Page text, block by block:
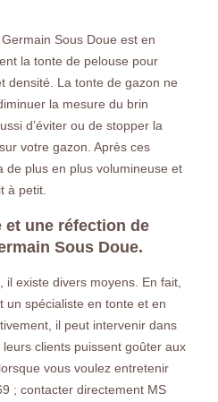
Sous Doue est en
la tonte de pelouse pour
densité. La tonte de gazon ne
la mesure du brin
d’éviter ou de stopper la
votre gazon. Après ces
de plus en plus volumineuse et
à petit.
et une réfection de
Sous Doue.
il existe divers moyens. En fait,
un spécialiste en tonte et en
il peut intervenir dans
clients puissent goûter aux
vous voulez entretenir
; contacter directement MS